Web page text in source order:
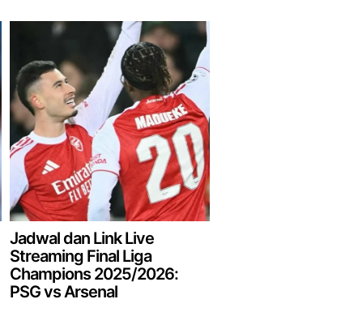
Jadwal dan Link Live
Streaming Final Liga
Champions 2025/2026:
PSG vs Arsenal